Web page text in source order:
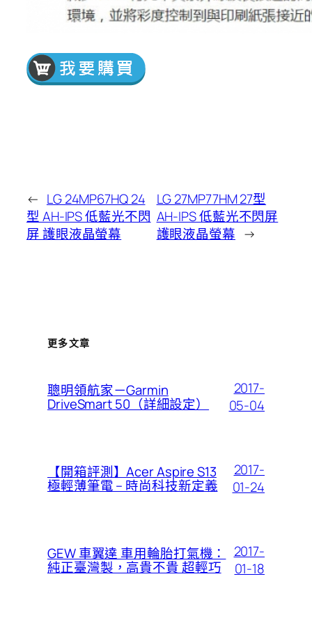
← LG 24MP67HQ 24
型 AH-IPS 低藍光不閃
屏 護眼液晶螢幕
LG 27MP77HM 27型
AH-IPS 低藍光不閃屏
護眼液晶螢幕 →
更多文章
聰明領航家－Garmin
DriveSmart 50（詳細設定）
2017-
05-04
【開箱評測】Acer Aspire S13
極輕薄筆電 – 時尚科技新定義
2017-
01-24
GEW 車翼達 車用輪胎打氣機：
純正臺灣製，高貴不貴 超輕巧
2017-
01-18